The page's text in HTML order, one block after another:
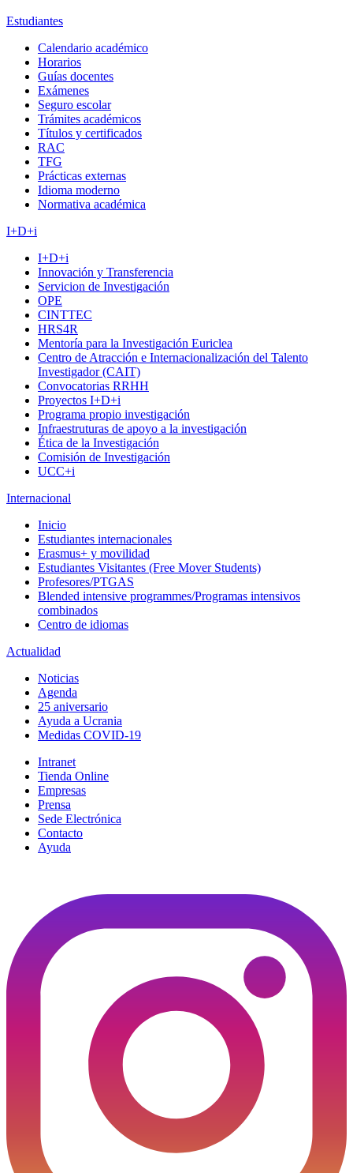
Estudiantes
Calendario académico
Horarios
Guías docentes
Exámenes
Seguro escolar
Trámites académicos
Títulos y certificados
RAC
TFG
Prácticas externas
Idioma moderno
Normativa académica
I+D+i
I+D+i
Innovación y Transferencia
Servicion de Investigación
OPE
CINTTEC
HRS4R
Mentoría para la Investigación Euriclea
Centro de Atracción e Internacionalización del Talento
Investigador (CAIT)
Convocatorias RRHH
Proyectos I+D+i
Programa propio investigación
Infraestruturas de apoyo a la investigación
Ética de la Investigación
Comisión de Investigación
UCC+i
Internacional
Inicio
Estudiantes internacionales
Erasmus+ y movilidad
Estudiantes Visitantes (Free Mover Students)
Profesores/PTGAS
Blended intensive programmes/Programas intensivos
combinados
Centro de idiomas
Actualidad
Noticias
Agenda
25 aniversario
Ayuda a Ucrania
Medidas COVID-19
Intranet
Tienda Online
Empresas
Prensa
Sede Electrónica
Contacto
Ayuda